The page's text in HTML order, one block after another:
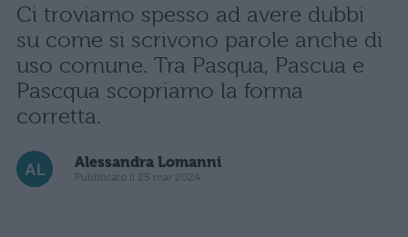
Ci troviamo spesso ad avere dubbi
su come si scrivono parole anche di
uso comune. Tra Pasqua, Pascua e
Pascqua scopriamo la forma
corretta.
Alessandra Lomanni
Pubblicato il 25 mar 2024